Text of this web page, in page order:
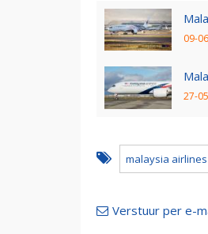
09-
27-
malaysia airlines
Verstuur per e-